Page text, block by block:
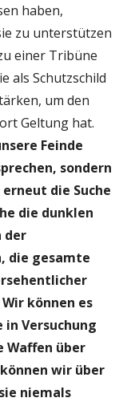
haben,
zu unterstützen
einer Tribüne
als Schutzschild
um den
Geltung hat.
Feinde
sondern
die Suche
die dunklen
der
die gesamte
können es
in Versuchung
Waffen über
wir über
niemals